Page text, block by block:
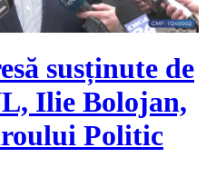
susținute de
Ilie Bolojan,
Politic